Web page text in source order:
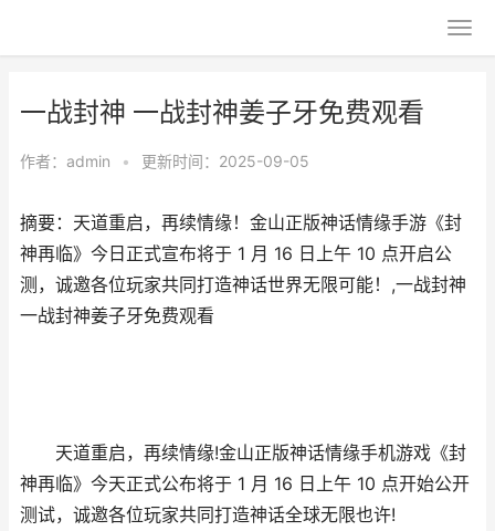
一战封神 一战封神姜子牙免费观看
作者： admin • 更新时间：2025-09-05
摘要：天道重启，再续情缘！金山正版神话情缘手游《封
神再临》今日正式宣布将于 1 月 16 日上午 10 点开启公
测，诚邀各位玩家共同打造神话世界无限可能！,一战封神
一战封神姜子牙免费观看
天道重启，再续情缘!金山正版神话情缘手机游戏《封
神再临》今天正式公布将于 1 月 16 日上午 10 点开始公开
测试，诚邀各位玩家共同打造神话全球无限也许!